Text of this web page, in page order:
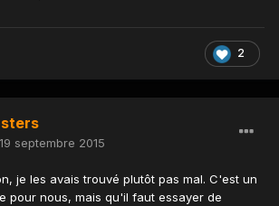
2
septembre 2015
je les avais trouvé plutôt pas mal. C'est un
pour nous, mais qu'il faut essayer de